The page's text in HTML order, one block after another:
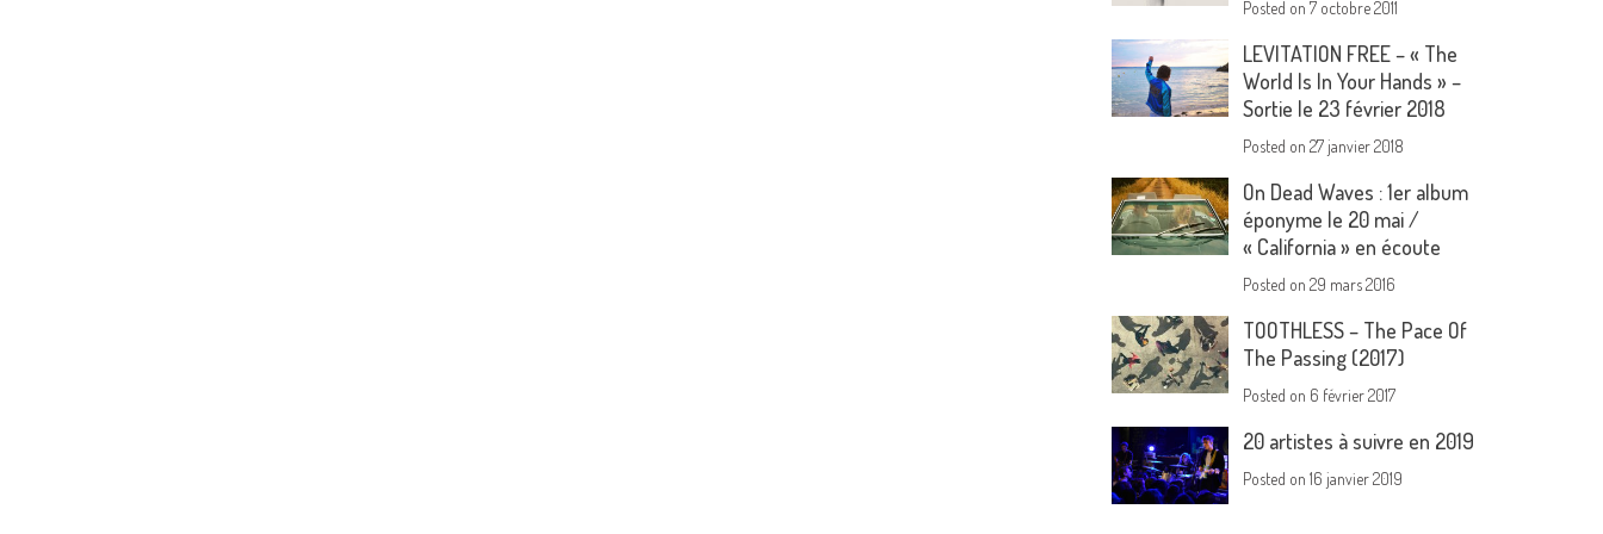
Posted on7 octobre 2011
LEVITATION FREE – « The
World Is In Your Hands » –
Sortie le 23 février 2018
Posted on27 janvier 2018
On Dead Waves : 1er album
éponyme le 20 mai /
« California » en écoute
Posted on29 mars 2016
TOOTHLESS – The Pace Of
The Passing (2017)
Posted on 6 février 2017
20 artistes à suivre en 2019
Posted on16 janvier 2019